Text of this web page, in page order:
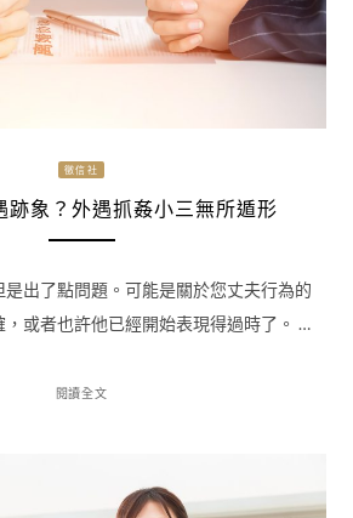
徵信社
跡象？外遇抓姦小三無所遁形
出了點問題。可能是關於您丈夫行為的
或者也許他已經開始表現得過時了。 …
閱讀全文